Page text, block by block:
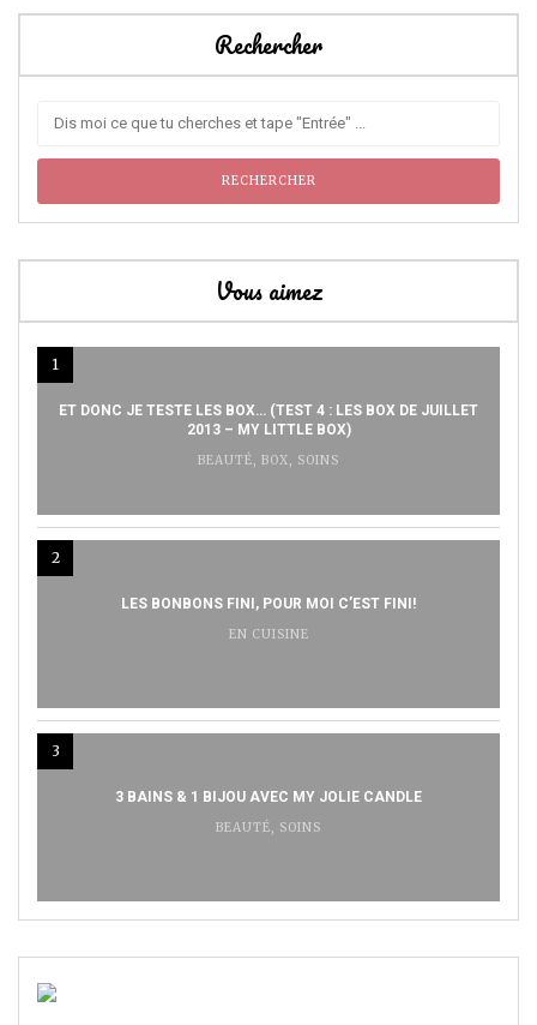
Rechercher
Vous aimez
1
ET DONC JE TESTE LES BOX… (TEST 4 : LES BOX DE JUILLET
2013 – MY LITTLE BOX)
BEAUTÉ, BOX, SOINS
2
LES BONBONS FINI, POUR MOI C’EST FINI!
EN CUISINE
3
3 BAINS & 1 BIJOU AVEC MY JOLIE CANDLE
BEAUTÉ, SOINS